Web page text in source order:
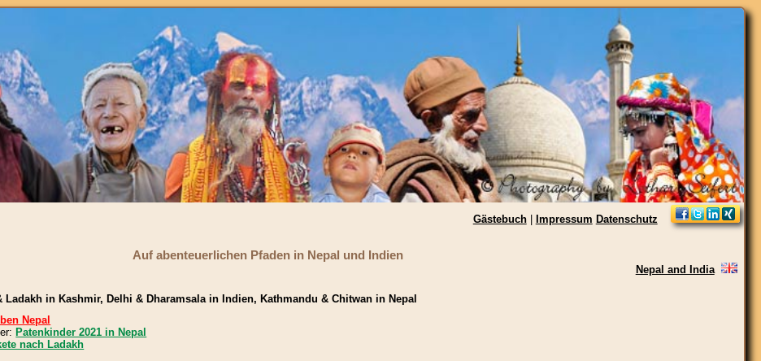
Gästebuch| Impressum Datenschutz
Auf abenteuerlichen Pfaden in Nepal und Indien
Nepal and India
in Kashmir, Delhi & Dharamsala in Indien, Kathmandu & Chitwan in Nepal
Nepal
Patenkinder 2021 in Nepal
nach Ladakh